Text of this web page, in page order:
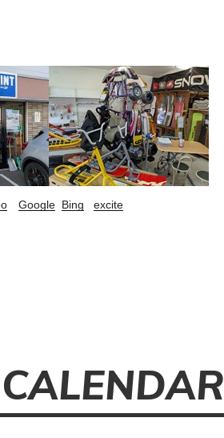
Google Bing excite